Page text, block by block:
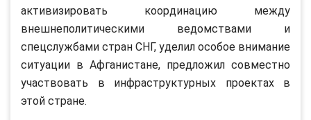
активизировать координацию между
внешнеполитическими ведомствами и
спецслужбами стран СНГ, уделил особое внимание
ситуации в Афганистане, предложил совместно
участвовать в инфраструктурных проектах в
этой стране.